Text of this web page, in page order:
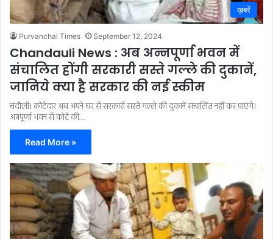
ख़बरें
Purvanchal Times September 12, 2024
Chandauli News : अब अन्नपूर्णा भवन में
संचालित होंगी सरकारी सस्ते गल्ले की दुकानें,
जानिये क्या है सरकार की नई स्कीम
चंदौली। कोटेदार अब अपने घर से सरकारी सस्ते गल्ले की दुकानें संचालित नहीं कर पाएंगे।
अन्नपूर्णा भवन से कोटे की…
Read More »